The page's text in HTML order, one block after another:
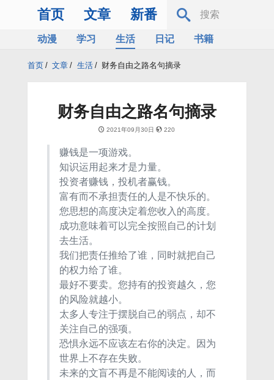
首页 文章 新番
动漫 学习 生活 日记
书籍
首页 / 文章 / 生活 / 财务自由之路名句摘录
财务自由之路名句摘录
2021年09月30日 220
赚钱是一项游戏。
知识运用起来才是力量。
投资者赚钱，投机者赢钱。
富有而不承担责任的人是不快乐的。
您思想的高度决定着您收入的高度。
成功意味着可以完全按照自己的计划
去生活。
我们把责任推给了谁，同时就把自己
的权力给了谁。
最好不要卖。您持有的投资越久，您
的风险就越小。
太多人专注于摆脱自己的弱点，却不
关注自己的强项。
恐惧永远不应该左右你的决定。因为
世界上不存在失败。
未来的文盲不再是不能阅读的人，而